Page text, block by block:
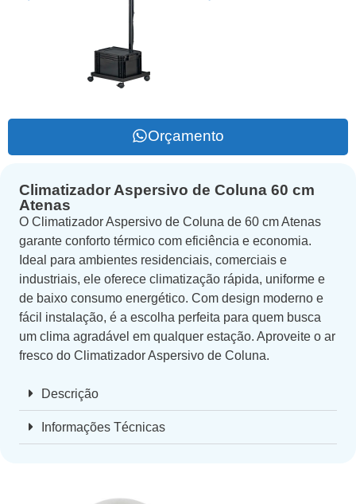
Orçamento
Climatizador Aspersivo de Coluna 60 cm
Atenas
O Climatizador Aspersivo de Coluna de 60 cm Atenas
garante conforto térmico com eficiência e economia.
Ideal para ambientes residenciais, comerciais e
industriais, ele oferece climatização rápida, uniforme e
de baixo consumo energético. Com design moderno e
fácil instalação, é a escolha perfeita para quem busca
um clima agradável em qualquer estação. Aproveite o ar
fresco do Climatizador Aspersivo de Coluna.
Descrição
Informações Técnicas